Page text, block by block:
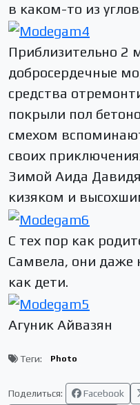
в каком-то из
Приблизительно 2
добросердечные
средства
покрыли пол
смехом
своих
Зимой Аида
кизяком и
С тех пор как
Самвела, они даже
как дети.
Агуник Айвазян
Теги: Photo
Поделиться: Facebook